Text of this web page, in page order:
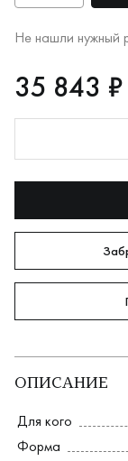
Не нашли нужный
RUB
35843
35 843 ₽
ОПИСАНИЕ
Для кого
Форма